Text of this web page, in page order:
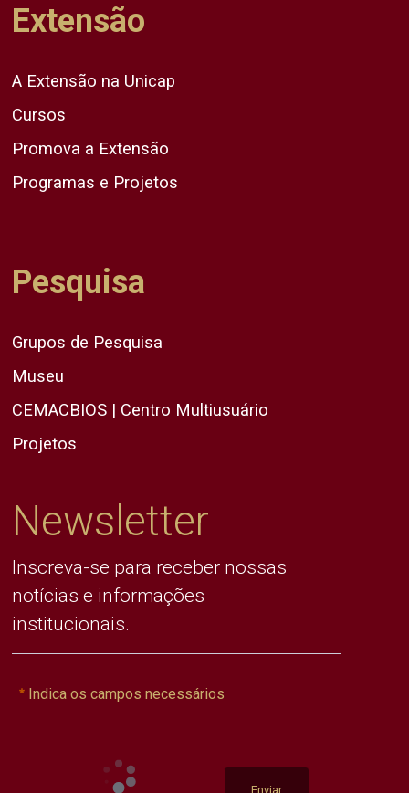
Extensão
A Extensão na Unicap
Cursos
Promova a Extensão
Programas e Projetos
Pesquisa
Grupos de Pesquisa
Museu
CEMACBIOS | Centro Multiusuário
Projetos
Newsletter
Inscreva-se para receber nossas
notícias e informações
institucionais.
Indica os campos necessários
Enviar